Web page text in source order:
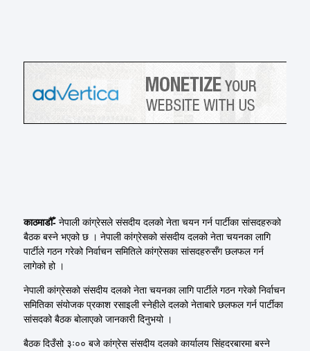
काठमाडौँ-नेपाली कांग्रेसले संसदीय दलको नेता चयन गर्न पार्टीका सांसदहरुको
बैठक बस्ने भएको छ । नेपाली कांग्रेसको संसदीय दलको नेता चयनका लागि
पार्टीले गठन गरेको निर्वाचन समितिले कांग्रेसका सांसदहरुसँग छलफल गर्न
लागेको हो ।
नेपाली कांग्रेसको संसदीय दलको नेता चयनका लागि पार्टीले गठन गरेको निर्वाचन
समितिका संयोजक प्रकाश रसाइली स्नेहीले दलको नेताबारे छलफल गर्न पार्टीका
सांसदको बैठक बोलाएको जानकारी दिनुभयो ।
बैठक दिउँसो ३ः०० बजे कांग्रेस संसदीय दलको कार्यालय सिंहदरबारमा बस्ने